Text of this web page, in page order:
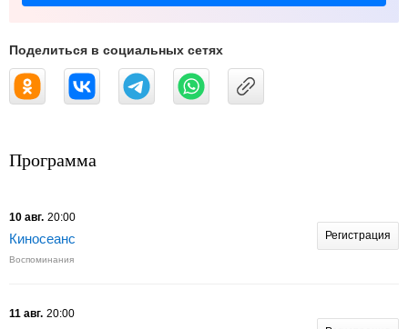
Поделиться в социальных сетях
Программа
10 авг. 20:00
Киносеанс
Воспоминания
Регистрация
11 авг. 20:00